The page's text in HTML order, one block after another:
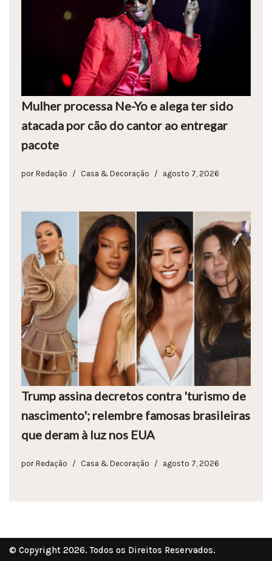
Mulher processa Ne-Yo e alega ter sido
atacada por cão do cantor ao entregar
pacote
por Redação Casa & Decoração agosto 7, 2026
Trump assina decretos contra 'turismo de
nascimento'; relembre famosas brasileiras
que deram à luz nos EUA
por Redação Casa & Decoração agosto 7, 2026
© Copyright 2026. Todos os Direitos Reservados.